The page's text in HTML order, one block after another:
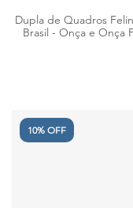
Dupla de Quadros
Brasil - Onça e Onça
10% OFF